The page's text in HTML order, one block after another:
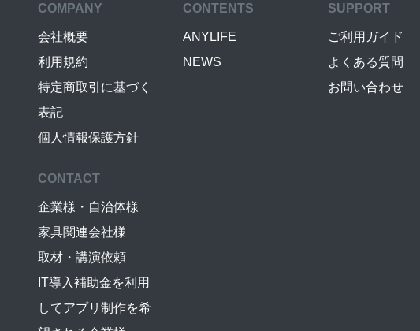
COMPANY
会社概要
利用規約
特定商取引に基づく
表記
個人情報保護方針
CONTENTS
ANYLIFE
NEWS
SUPPORT
ご利用ガイド
よくある質問
お問い合わせ
CONTACT
企業様・自治体様
家具関連会社様
取材・講演依頼
IT導入補助金を利用
してアプリ制作を希